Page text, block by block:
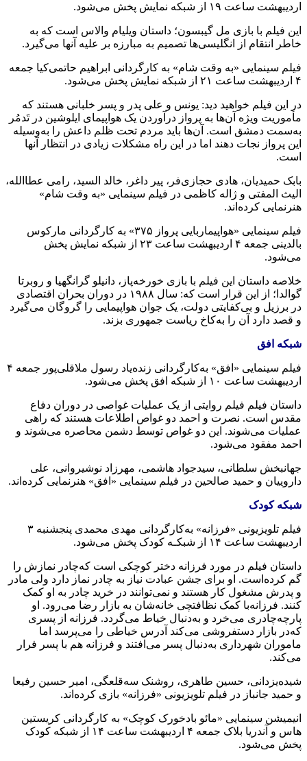
اردیبهشت ‌ساعت ۱۹ از شبکه‌ نمایش پخش می‌شود.
این فیلم با بازی مل گیبسون؛ داستان ویلیام والاس است که‌ به‌
خاطر انتقام از انگلیسی‌ها تصمیم به‌ مبارزه‌ بر علیه‌ آنها می‌گیرد.
فیلم سینمایی «به‌ وقت شام» به‌ کارگردانی ابراهیم حاتمی‌کیا جمعه‌
۴ اردیبهشت ‌ساعت ۲۱ از شبکه‌ نمایش پخش می‌شود.
در این فیلم خواهید دید: یونس و علی پدر و پسر خلبانی هستند که‌
مأموریت ویژه‌ آن‌ها به‌ پرواز درآوردن یک هواپیمای ایلوشین در تَدمُر
به‌سمت دمشق است. آن‌ها باید مردم تحت ظلم داعش را به‌وسیله‌
این پرواز نجات دهند اما در این راه‌ مشکلات زیادی در انتظار آنها
است.
بابک حمیدیان،‌ هادی حجازی‌فر، پیر داغر، خالد السید، رامی‌ عطاالله،
الیث المفتی و ژاله‌ کاظمی‌ در فیلم سینمایی «به‌ وقت شام»
هنرنمایی کرده‌اند.
فیلم سینمایی «هواپیماربایی پرواز ۳۷۵» به‌ کارگردانی مارکوس
بالدینی جمعه‌ ۴ اردیبهشت ‌ساعت ۲۳ از شبکه‌ نمایش پخش
می‌شود.
خلاصه‌ داستان این فیلم با بازی خورخه‌پاز، دانیلو گرانگهیا و روبرتا
گوالدا؛ از این قرار است که: سال ۱۹۸۸ در دوران بحران اقتصادی
در برزیل و بی‌کفایتی دولت، یک جوان هواپیمایی را گروگان می‌گیرد
و قصد دارد آن را به‌کاخ ریاست جمهوری بزند.
شبکه‌ افق
فیلم سینمایی «افق» به‌کارگردانی زنده‌یاد رسول ملاقلی‌پور جمعه‌ ۴
اردیبهشت ‌ساعت ۱۰ از شبکه‌ افق پخش می‌شود.
داستان فیلم فیلم روایتی از یک عملیات غواصی در دوران دفاع
مقدس است. نصرت و احمد دو غواص اطلاعات هستند که‌ راهی
عملیات می‌شوند. این دو غواص توسط دشمن محاصره‌ می‌شوند و
احمد مفقود می‌شود.
جهانبخش سلطانی، سیدجواد هاشمی، مهرزاد نوشیروانی، علی
داروییان و حمید صالحین در فیلم سینمایی «افق» هنرنمایی کرده‌اند.
شبکه‌ کودک
فیلم تلویزیونی «فرزانه» به‌کارگردانی مهدی محمدی پنجشنبه‌ ۳
اردیبهشت ‌ساعت ۱۴ از شبکـه‌ کودک پخش می‌شود.
داستان فیلم در مورد فرزانه‌ دختر کوچکی است که‌چادر نمازش را
گم کرده‌است. او برای جشن عبادت نیاز به‌ چادر نماز دارد ولی مادر
و پدرش مشغول کار هستند و نمی‌توانند در خرید چادر به‌ او کمک
کنند. فرزانه‌با کمک نظافتچی خانه‌شان به‌ بازار رضا می‌رود. او
پارچه‌چادری می‌خرد و به‌دنبال خیاط می‌گردد. فرزانه‌ از پسری
که‌در بازار دستفروشی می‌کند آدرس خیاطی را می‌پرسد اما
ماموران شهرداری به‌دنبال پسر می‌افتند و فرزانه‌ هم با پسر فرار
می‌کند.
شیده‌یزدانی، حسین طاهری، روشنک سه‌قلعگی، امیر حسین رفیعا
و حمید جانباز در فیلم تلویزیونی «فرزانه» بازی کرده‌اند.
انیمیشن سینمایی «مائو بادخورک کوچک» به‌ کارگردانی کریستین‌
هاس و آندریا بلاک جمعه‌ ۴ اردیبهشت ‌ساعت ۱۴ از شبکه‌ کودک
پخش می‌شود.